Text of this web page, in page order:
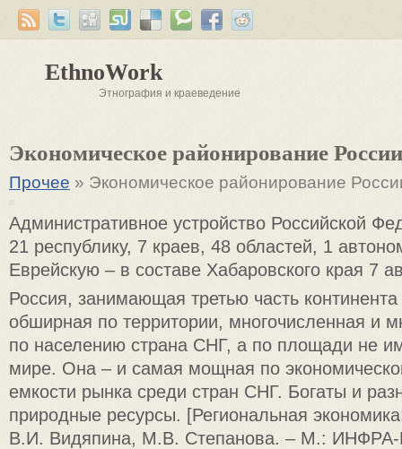
EthnoWork
Этнография и краеведение
Экономическое районирование России
Прочее » Экономическое районирование
Административное устройство Российской
21 республику, 7 краев, 48 областей, 1
Еврейскую – в составе Хабаровского края 7
Россия, занимающая третью часть
обширная по территории, многочисленная и
по населению страна СНГ, а по площади не
мире. Она – и самая мощная по
емкости рынка среди стран СНГ. Богаты и
природные ресурсы. [Региональная
В.И. Видяпина, М.В. Степанова. – М.: